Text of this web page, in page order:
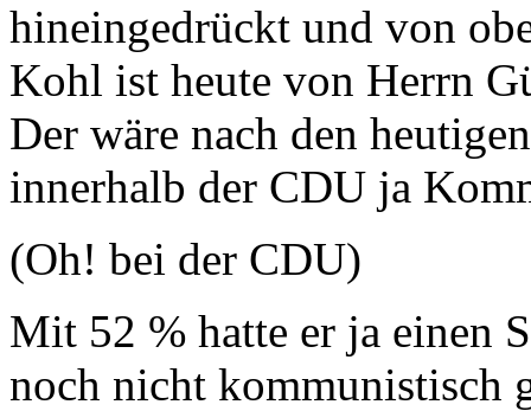
hineingedrückt und von
Kohl ist heute von Herrn
Der wäre nach den
innerhalb der CDU ja
(Oh! bei der CDU)
Mit 52 % hatte er ja einen
noch nicht kommunistisch